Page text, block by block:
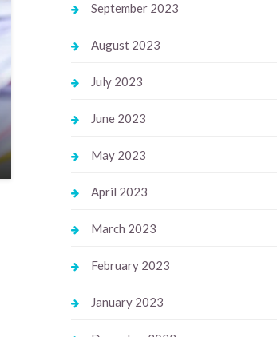
September 2023
August 2023
July 2023
June 2023
May 2023
April 2023
March 2023
February 2023
January 2023